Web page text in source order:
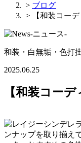
> ブログ
> 【和装コー
和装・白無垢・色打
2025.06.25
【和装コー
レイジーシンデレ
ンナップを取り揃え